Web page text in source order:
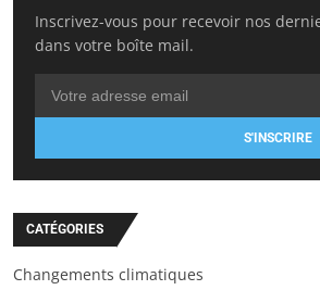
Inscrivez-vous pour recevoir nos
dans votre boîte mail.
S'INSCRIRE
CATÉGORIES
Changements climatiques